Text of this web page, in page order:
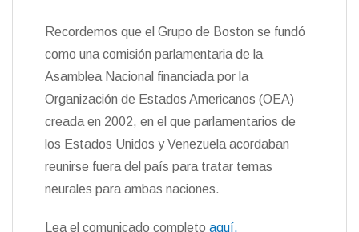
Recordemos que el Grupo de Boston se fundó
como una comisión parlamentaria de la
Asamblea Nacional financiada por la
Organización de Estados Americanos (OEA)
creada en 2002, en el que parlamentarios de
los Estados Unidos y Venezuela acordaban
reunirse fuera del país para tratar temas
neurales para ambas naciones.
Lea el comunicado completo aquí.